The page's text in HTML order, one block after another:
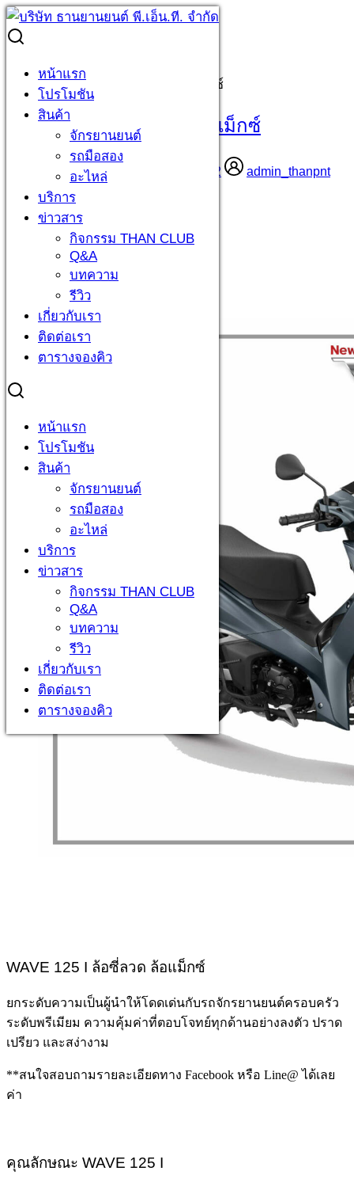
Skip
to
content
หน้าแรก
โปรโมชัน
สินค้า
จักรยานยนต์
รถมือสอง
อะไหล่
บริการ
ข่าวสาร
กิจกรรม THAN CLUB
Q&A
บทความ
รีวิว
เกี่ยวกับเรา
ติดต่อเรา
ตารางจองคิว
หน้าแรก
โปรโมชัน
สินค้า
จักรยานยนต์
รถมือสอง
อะไหล่
บริการ
ข่าวสาร
กิจกรรม THAN CLUB
Q&A
บทความ
รีวิว
เกี่ยวกับเรา
ติดต่อเรา
ตารางจองคิว
Search
for:
WAVE 125 I ล้อซี่ลวด ล้อแม็กซ์
Home»WAVE 125 I ล้อซี่ลวด ล้อแม็กซ์
WAVE 125 I ล้อซี่ลวด ล้อแม็กซ์
เมษายน 20, 2022 เมษายน 21, 2022
admin_thanpnt
จักรยานยนต์
WAVE 125 I ล้อซี่ลวด ล้อแม็กซ์
ยกระดับความเป็นผู้นำให้โดดเด่นกับรถจักรยานยนต์ครอบครัว
ระดับพรีเมียม ความคุ้มค่าที่ตอบโจทย์ทุกด้านอย่างลงตัว ปราด
เปรียว และสง่างาม
**สนใจสอบถามรายละเอียดทาง Facebook หรือ Line@ ได้เลย
ค่า
คุณลักษณะ WAVE 125 I